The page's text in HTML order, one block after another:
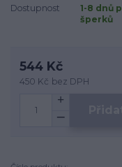
Dostupnost
1-8 dnů
šperků
544 Kč
450 Kč bez DPH